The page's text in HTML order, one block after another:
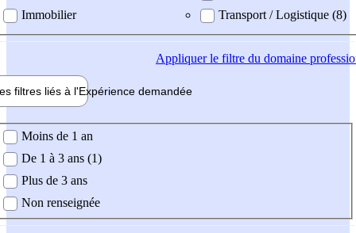
Immobilier
Transport / Logistique (8)
Appliquerle filtre du domaine
filtres liés à l'Expérience demandée
demandée
Moins de 1 an
De 1 à 3 ans (1)
Plus de 3 ans
Non renseignée